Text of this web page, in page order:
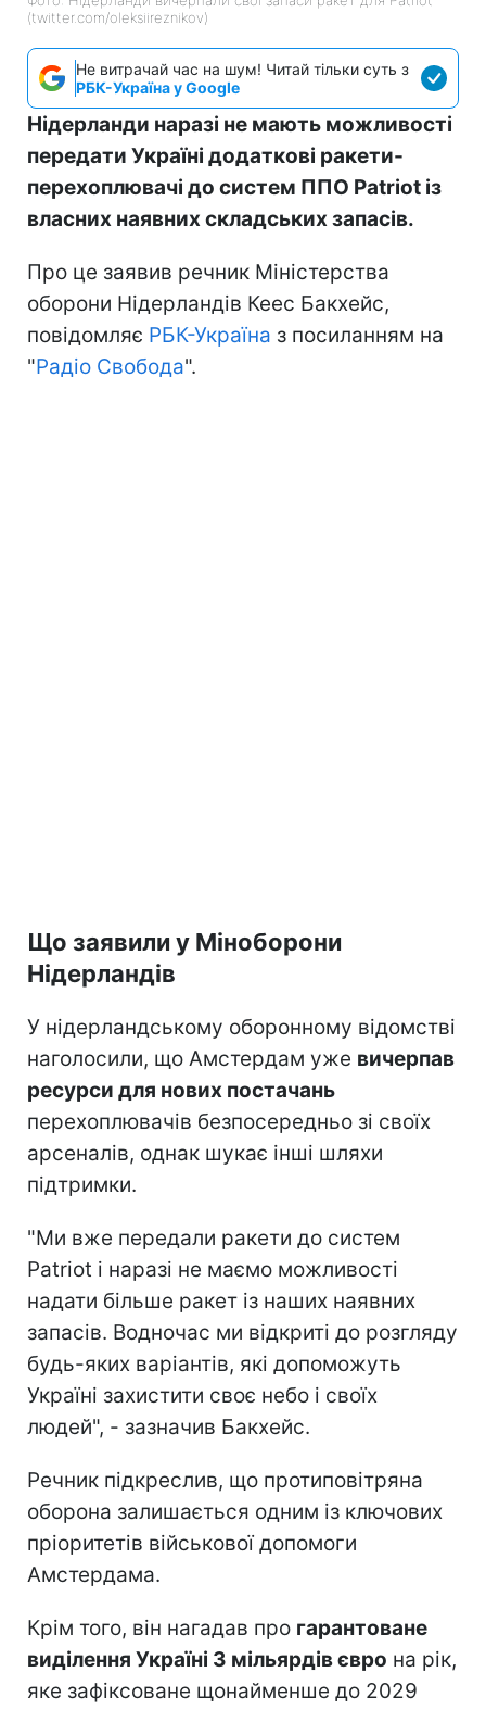
(twitter.com/oleksiireznikov)
Не витрачай час на шум! Читай тільки суть з
РБК-Україна у Google
Нідерланди наразі не мають можливості
передати Україні додаткові ракети-
перехоплювачі до систем ППО Patriot із
власних наявних складських запасів.
Про це заявив речник Міністерства
оборони Нідерландів Кеес Бакхейс,
повідомляє РБК-Україна з посиланням на
"Радіо Свобода".
Що заявили у Міноборони
Нідерландів
У нідерландському оборонному відомстві
наголосили, що Амстердам уже вичерпав
ресурси для нових постачань
перехоплювачів безпосередньо зі своїх
арсеналів, однак шукає інші шляхи
підтримки.
"Ми вже передали ракети до систем
Patriot і наразі не маємо можливості
надати більше ракет із наших наявних
запасів. Водночас ми відкриті до розгляду
будь-яких варіантів, які допоможуть
Україні захистити своє небо і своїх
людей", - зазначив Бакхейс.
Речник підкреслив, що протиповітряна
оборона залишається одним із ключових
пріоритетів військової допомоги
Амстердама.
Крім того, він нагадав про гарантоване
виділення Україні 3 мільярдів євро на рік,
яке зафіксоване щонайменше до 2029